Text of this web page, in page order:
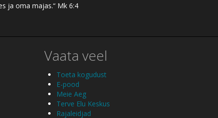
ja oma majas.“ Mk 6:4
Vaata veel
Toeta kogudust
E-pood
Meie Aeg
Terve Elu Keskus
Rajaleidjad